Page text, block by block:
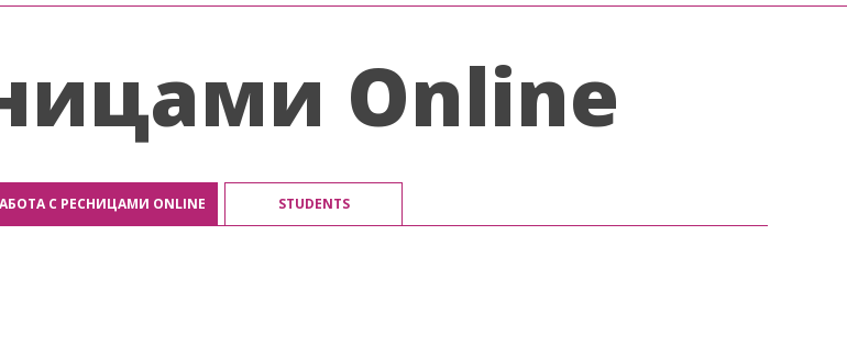
Online
С РЕСНИЦАМИ ONLINE STUDENTS